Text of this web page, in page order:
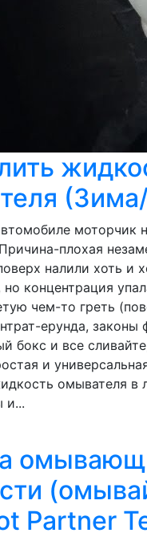
моторчик
плохая
налили хоть и
но концентрация
чем-то греть
ерунда, законы
бокс и все
и
омывателя
и...
Partner